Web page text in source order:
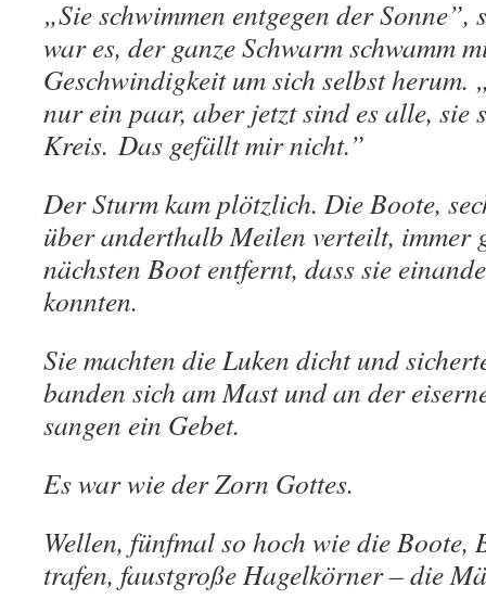
„Sie schwimmen entgegen der Sonne”,
war es, der ganze Schwarm schwamm
Geschwindigkeit um sich selbst herum.
nur ein paar, aber jetzt sind es alle, sie
Kreis. Das gefällt mir nicht.”
Der Sturm kam plötzlich. Die Boote,
über anderthalb Meilen verteilt, immer
nächsten Boot entfernt, dass sie
konnten.
Sie machten die Luken dicht und
banden sich am Mast und an der
sangen ein Gebet.
Es war wie der Zorn Gottes.
Wellen, fünfmal so hoch wie die Boote,
trafen, faustgroße Hagelkörner – die